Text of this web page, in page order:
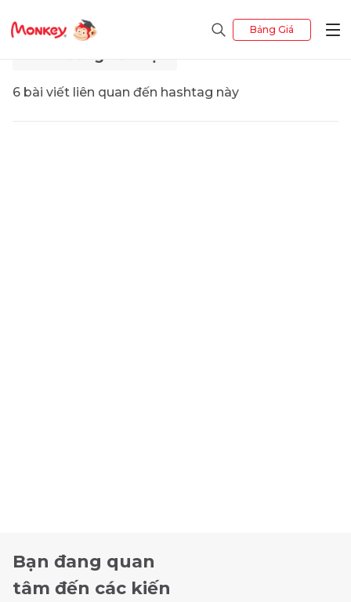
Bảng Giá
6 bài viết liên quan đến hashtag này
Bạn đang quan
tâm đến các kiến